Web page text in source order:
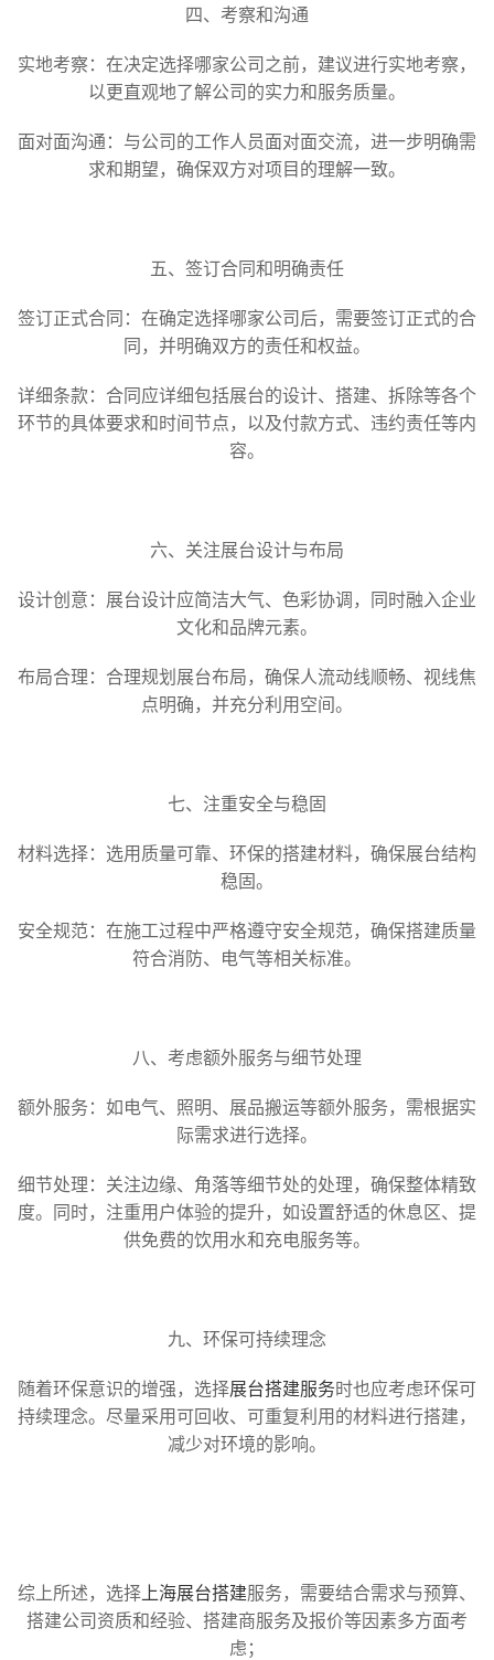
四、考察和沟通
实地考察：在决定选择哪家公司之前，建议进行实地考察，
以更直观地了解公司的实力和服务质量。
面对面沟通：与公司的工作人员面对面交流，进一步明确需
求和期望，确保双方对项目的理解一致。
五、签订合同和明确责任
签订正式合同：在确定选择哪家公司后，需要签订正式的合
同，并明确双方的责任和权益。
详细条款：合同应详细包括展台的设计、搭建、拆除等各个
环节的具体要求和时间节点，以及付款方式、违约责任等内
容。
六、关注展台设计与布局
设计创意：展台设计应简洁大气、色彩协调，同时融入企业
文化和品牌元素。
布局合理：合理规划展台布局，确保人流动线顺畅、视线焦
点明确，并充分利用空间。
七、注重安全与稳固
材料选择：选用质量可靠、环保的搭建材料，确保展台结构
稳固。
安全规范：在施工过程中严格遵守安全规范，确保搭建质量
符合消防、电气等相关标准。
八、考虑额外服务与细节处理
额外服务：如电气、照明、展品搬运等额外服务，需根据实
际需求进行选择。
细节处理：关注边缘、角落等细节处的处理，确保整体精致
度。同时，注重用户体验的提升，如设置舒适的休息区、提
供免费的饮用水和充电服务等。
九、环保可持续理念
随着环保意识的增强，选择展台搭建服务时也应考虑环保可
持续理念。尽量采用可回收、可重复利用的材料进行搭建，
减少对环境的影响。
综上所述，选择 上海展台搭建服务，需要结合需求与预算、
搭建公司资质和经验、搭建商服务及报价等因素多方面考
虑；